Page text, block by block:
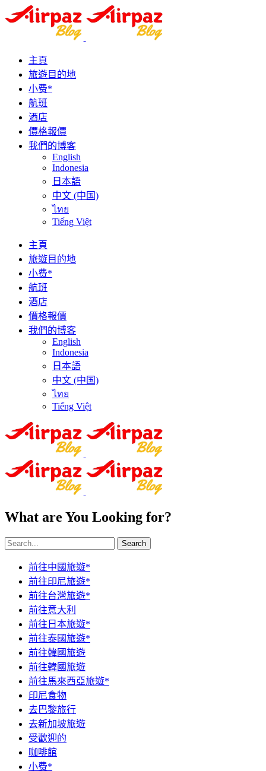
主頁
旅遊目的地
小费*
航班
酒店
價格報價
我們的博客
English
Indonesia
日本語
中文 (中国)
ไทย
Tiếng Việt
主頁
旅遊目的地
小费*
航班
酒店
價格報價
我們的博客
English
Indonesia
日本語
中文 (中国)
ไทย
Tiếng Việt
What are You Looking for?
Search
前往中國旅遊*
前往印尼旅遊*
前往台灣旅遊*
前往意大利
前往日本旅遊*
前往泰國旅遊*
前往韓國旅遊
前往韓國旅遊
前往馬來西亞旅遊*
印尼食物
去巴黎旅行
去新加坡旅遊
受歡迎的
咖啡館
小费*